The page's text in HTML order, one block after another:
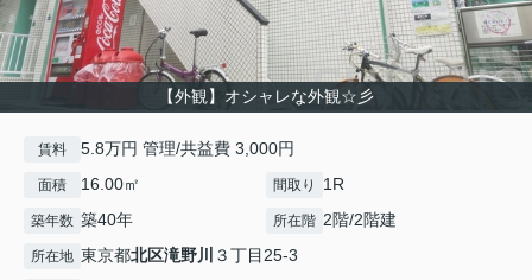
【外観】オシャレな外観☆彡
賃料 5.8万円 管理/共益費 3,000円
面積 16.00㎡ 間取り 1R
築年数 築40年 所在階 2階/2階建
所在地 東京都北区滝野川 ３丁目25-3